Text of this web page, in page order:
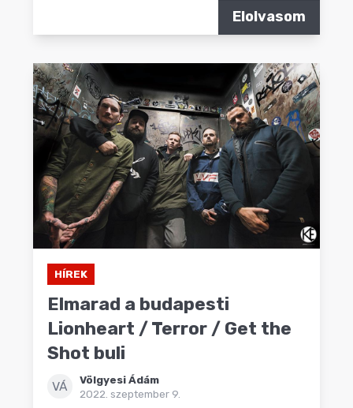
Elolvasom
HÍREK
Elmarad a budapesti
Lionheart / Terror / Get the
Shot buli
VÁ
Völgyesi Ádám
2022. szeptember 9.